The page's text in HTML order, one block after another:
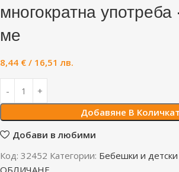
многократна
ме
8,44 € / 16,51 лв.
Добавяне В
Добави в любими
Код: 32452 Категории: Бебешки и детски